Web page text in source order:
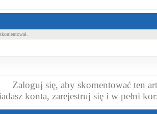
Zaloguj się, aby skomentować ten
konta, zarejestruj sięi w pełni